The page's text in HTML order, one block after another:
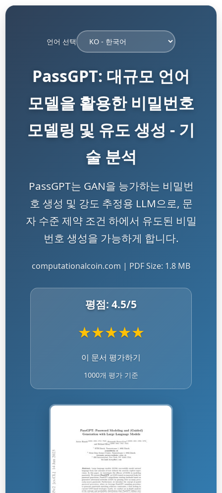
언어 선택
PassGPT: 대규모 언어
모델을 활용한 비밀번호
모델링 및 유도 생성 - 기
술 분석
PassGPT는 GAN을 능가하는 비밀번
호 생성 및 강도 추정용 LLM으로, 문
자 수준 제약 조건 하에서 유도된 비밀
번호 생성을 가능하게 합니다.
computationalcoin.com | PDF Size: 1.8 MB
평점: 4.5/5
★★★★★
이 문서 평가하기
1000개 평가 기준